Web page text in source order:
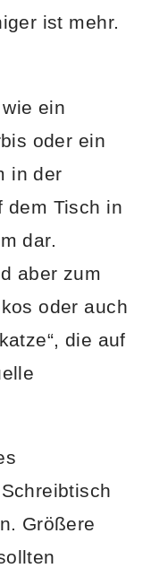
ist mehr.
ein
oder ein
in der
dem Tisch in
dar.
aber zum
oder auch
die auf
Größere